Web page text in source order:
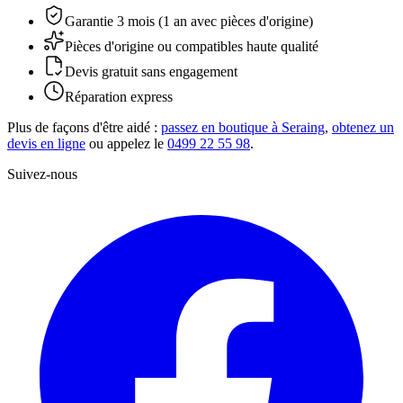
Garantie 3 mois (1 an avec pièces d'origine)
Pièces d'origine ou compatibles haute qualité
Devis gratuit sans engagement
Réparation express
Plus de façons d'être aidé : passez en boutique à Seraing, obtenez un
devis en ligne ou appelez le 0499 22 55 98.
Suivez-nous